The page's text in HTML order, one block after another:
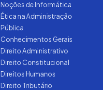
Noções de Informática
Ética na Administração
Pública
Conhecimentos Gerais
Direito Administrativo
Direito Constitucional
Direitos Humanos
Direito Tributário